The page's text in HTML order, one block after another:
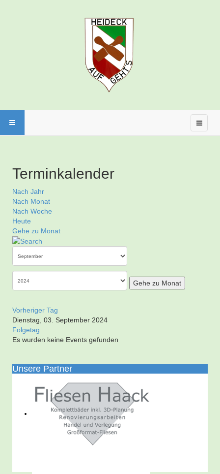
Terminkalender
Nach Jahr
Nach Monat
Nach Woche
Heute
Gehe zu Monat
Gehe zu Monat
Vorheriger Tag
Dienstag, 03. September 2024
Folgetag
Es wurden keine Events gefunden
Unsere Partner